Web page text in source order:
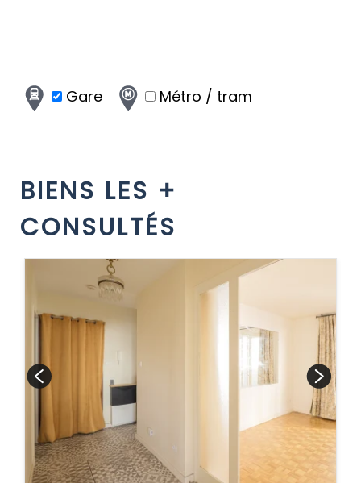
Gare Métro / tram
BIENS LES +
CONSULTÉS